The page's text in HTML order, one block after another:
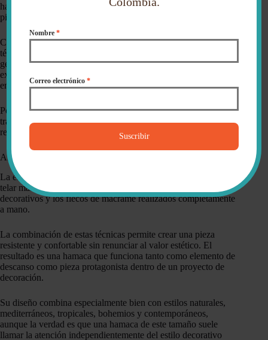
habilidad de sus artesanos para transformar el algodón en
piezas de gran calidad.
Cada hamaca requiere horas de trabajo manual utilizando
técnicas tradicionales transmitidas de generación en
generación. Detrás de cada tejido hay conocimientos,
experiencia y una dedicación que difícilmente puede replicarse
en procesos industriales.
Por eso cada pieza conserva pequeñas variaciones propias del
trabajo artesanal. Son detalles que hacen única cada hamaca y
reflejan la mano de quienes la elaboran.
Algodón, telar manual y macramé
La estructura principal está elaborada en algodón tejido en
telar manual. Posteriormente se incorporan los amplios paneles
decorativos y los flecos de macramé realizados completamente
a mano.
La combinación de estas técnicas permite crear una pieza
resistente y confortable sin renunciar al valor estético. El
resultado es una hamaca que funciona tanto como elemento de
descanso como pieza protagonista dentro de un proyecto de
decoración.
Su diseño combina especialmente bien con estilos naturales,
mediterráneos, tropicales, bohemios y contemporáneos,
aunque la verdad es que una hamaca de este tamaño suele
llamar la atención independientemente del estilo decorativo
Nombre*
Correo electrónico*
Suscribir